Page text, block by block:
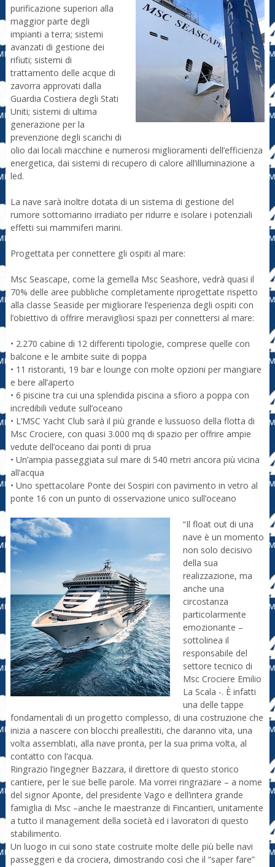
purificazione superiori alla
maggior parte degli
impianti a terra; sistemi
avanzati di gestione dei
rifiuti; sistemi di
trattamento delle acque di
zavorra approvati dalla
Guardia Costiera degli Stati
Uniti; sistemi di ultima
generazione per la
prevenzione degli scarichi di
olio dai locali macchine e numerosi miglioramenti dell’efficienza
energetica, dai sistemi di recupero di calore all’illuminazione a
led.
La nave sarà inoltre dotata di un sistema di gestione del
rumore sottomarino irradiato per ridurre e isolare i potenziali
effetti sui mammiferi marini.
Progettata per connettere gli ospiti al mare:
Msc Seascape, come la gemella Msc Seashore, vedrà quasi il
70% delle aree pubbliche completamente riprogettate rispetto
alla classe Seaside per migliorare l’esperienza degli ospiti con
l’obiettivo di offrire meravigliosi spazi per connettersi al mare:
• 2.270 cabine di 12 differenti tipologie, comprese quelle con
balcone e le ambite suite di poppa
• 11 ristoranti, 19 bar e lounge con molte opzioni per mangiare
e bere all’aperto
• 6 piscine tra cui una splendida piscina a sfioro a poppa con
incredibili vedute sull’oceano
• L’MSC Yacht Club sarà il più grande e lussuoso della flotta di
Msc Crociere, con quasi 3.000 mq di spazio per offrire ampie
vedute dell’oceano dai ponti di prua
• Un’ampia passeggiata sul mare di 540 metri ancora più vicina
all’acqua
• Uno spettacolare Ponte dei Sospiri con pavimento in vetro al
ponte 16 con un punto di osservazione unico sull’oceano
“Il float out di una
nave è un momento
non solo decisivo
della sua
realizzazione, ma
anche una
circostanza
particolarmente
emozionante –
sottolinea il
responsabile del
settore tecnico di
Msc Crociere Emilio
La Scala -. È infatti
una delle tappe
fondamentali di un progetto complesso, di una costruzione che
inizia a nascere con blocchi preallestiti, che daranno vita, una
volta assemblati, alla nave pronta, per la sua prima volta, al
contatto con l’acqua.
Ringrazio l’ingegner Bazzara, il direttore di questo storico
cantiere, per le sue belle parole. Ma vorrei ringraziare – a nome
del signor Aponte, del presidente Vago e dell’intera grande
famiglia di Msc –anche le maestranze di Fincantieri, unitamente
a tutto il management della società ed i lavoratori di questo
stabilimento.
Un luogo in cui sono state costruite molte delle più belle navi
passeggeri e da crociera, dimostrando così che il “saper fare”